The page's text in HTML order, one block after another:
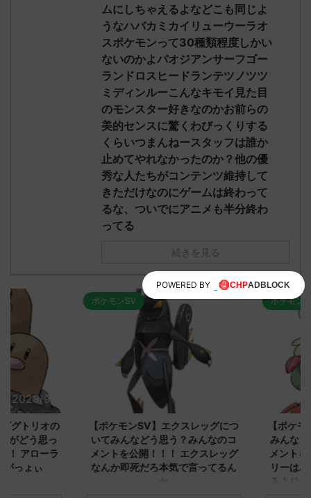
ムにしちゃえるよなどこも同じよ
うなハバカミカイリューウーラオ
スポケモンって30種類程度しかい
ないのかよパオジアンサーフゴー
ランドロスヒードランテツノツツ
ミディンルーこんなキモイ見た目
のモンスター好きなのかお前らの
美的センスに驚くわびっくりする
くらいつまんねースタッフは誰か
止めてやれなかったのか？他の優
秀な人たちがコンテンツ維持して
きただけなのにゲームは終わって
るな、ついでにアニメも半分終わ
ってる
続きを見る
2023/9/8
トリオの
どう思っ
アローラ
っょぃ
ポケモンSV
【ポケモンSV】エクスレッグにつ
いてみんなどう思う？みんなのコ
メントを公開！！！ エクスレッグ
なんか即死だろ本気で言ってるん
ポケモンSV
【ポケモ
みんなど
メントを
リーはバ
るよりビ
POWERED BY